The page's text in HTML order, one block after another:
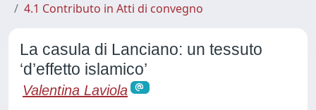
4.1 Contributo in Atti di convegno
La casula di Lanciano: un tessuto
‘d’effetto islamico’
Valentina Laviola